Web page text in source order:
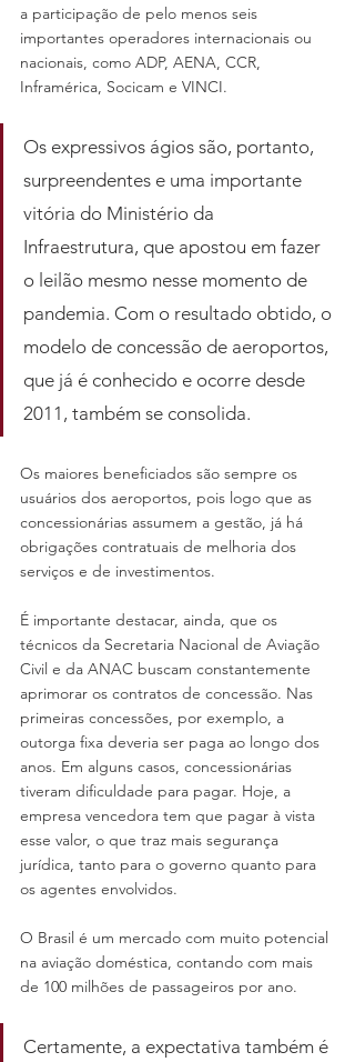
a participação de pelo menos seis
importantes operadores internacionais ou
nacionais, como ADP, AENA, CCR,
Inframérica, Socicam e VINCI.
Os expressivos ágios são, portanto,
surpreendentes e uma importante
vitória do Ministério da
Infraestrutura, que apostou em fazer
o leilão mesmo nesse momento de
pandemia. Com o resultado obtido, o
modelo de concessão de aeroportos,
que já é conhecido e ocorre desde
2011, também se consolida.
Os maiores beneficiados são sempre os
usuários dos aeroportos, pois logo que as
concessionárias assumem a gestão, já há
obrigações contratuais de melhoria dos
serviços e de investimentos.
É importante destacar, ainda, que os
técnicos da Secretaria Nacional de Aviação
Civil e da ANAC buscam constantemente
aprimorar os contratos de concessão. Nas
primeiras concessões, por exemplo, a
outorga fixa deveria ser paga ao longo dos
anos. Em alguns casos, concessionárias
tiveram dificuldade para pagar. Hoje, a
empresa vencedora tem que pagar à vista
esse valor, o que traz mais segurança
jurídica, tanto para o governo quanto para
os agentes envolvidos.
O Brasil é um mercado com muito potencial
na aviação doméstica, contando com mais
de 100 milhões de passageiros por ano.
Certamente, a expectativa também é